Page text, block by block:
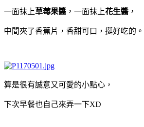
一面抹上草莓果醬 ，一面抹上花生醬 ，
中間夾了香蕉片，香甜可口，挺好吃的。
算是很有誠意又可愛的小點心，
下次早餐也自己來弄一下XD